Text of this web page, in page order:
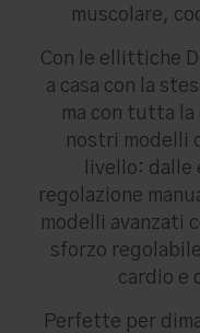
muscolare,
Con le ellittiche
a casa con la
ma con tutta la
nostri modelli
livello:
regolazione
modelli avanzati
sforzo
cardio e
Perfette per